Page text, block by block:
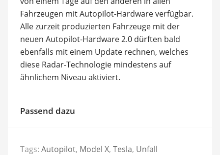
Fahrzeugen mit Autopilot-Hardware verfügbar.
Alle zurzeit produzierten Fahrzeuge mit der
neuen Autopilot-Hardware 2.0 dürften bald
ebenfalls mit einem Update rechnen, welches
diese Radar-Technologie mindestens auf
ähnlichem Niveau aktiviert.
Passend dazu
Tags: Autopilot, Model X, Tesla, Unfall